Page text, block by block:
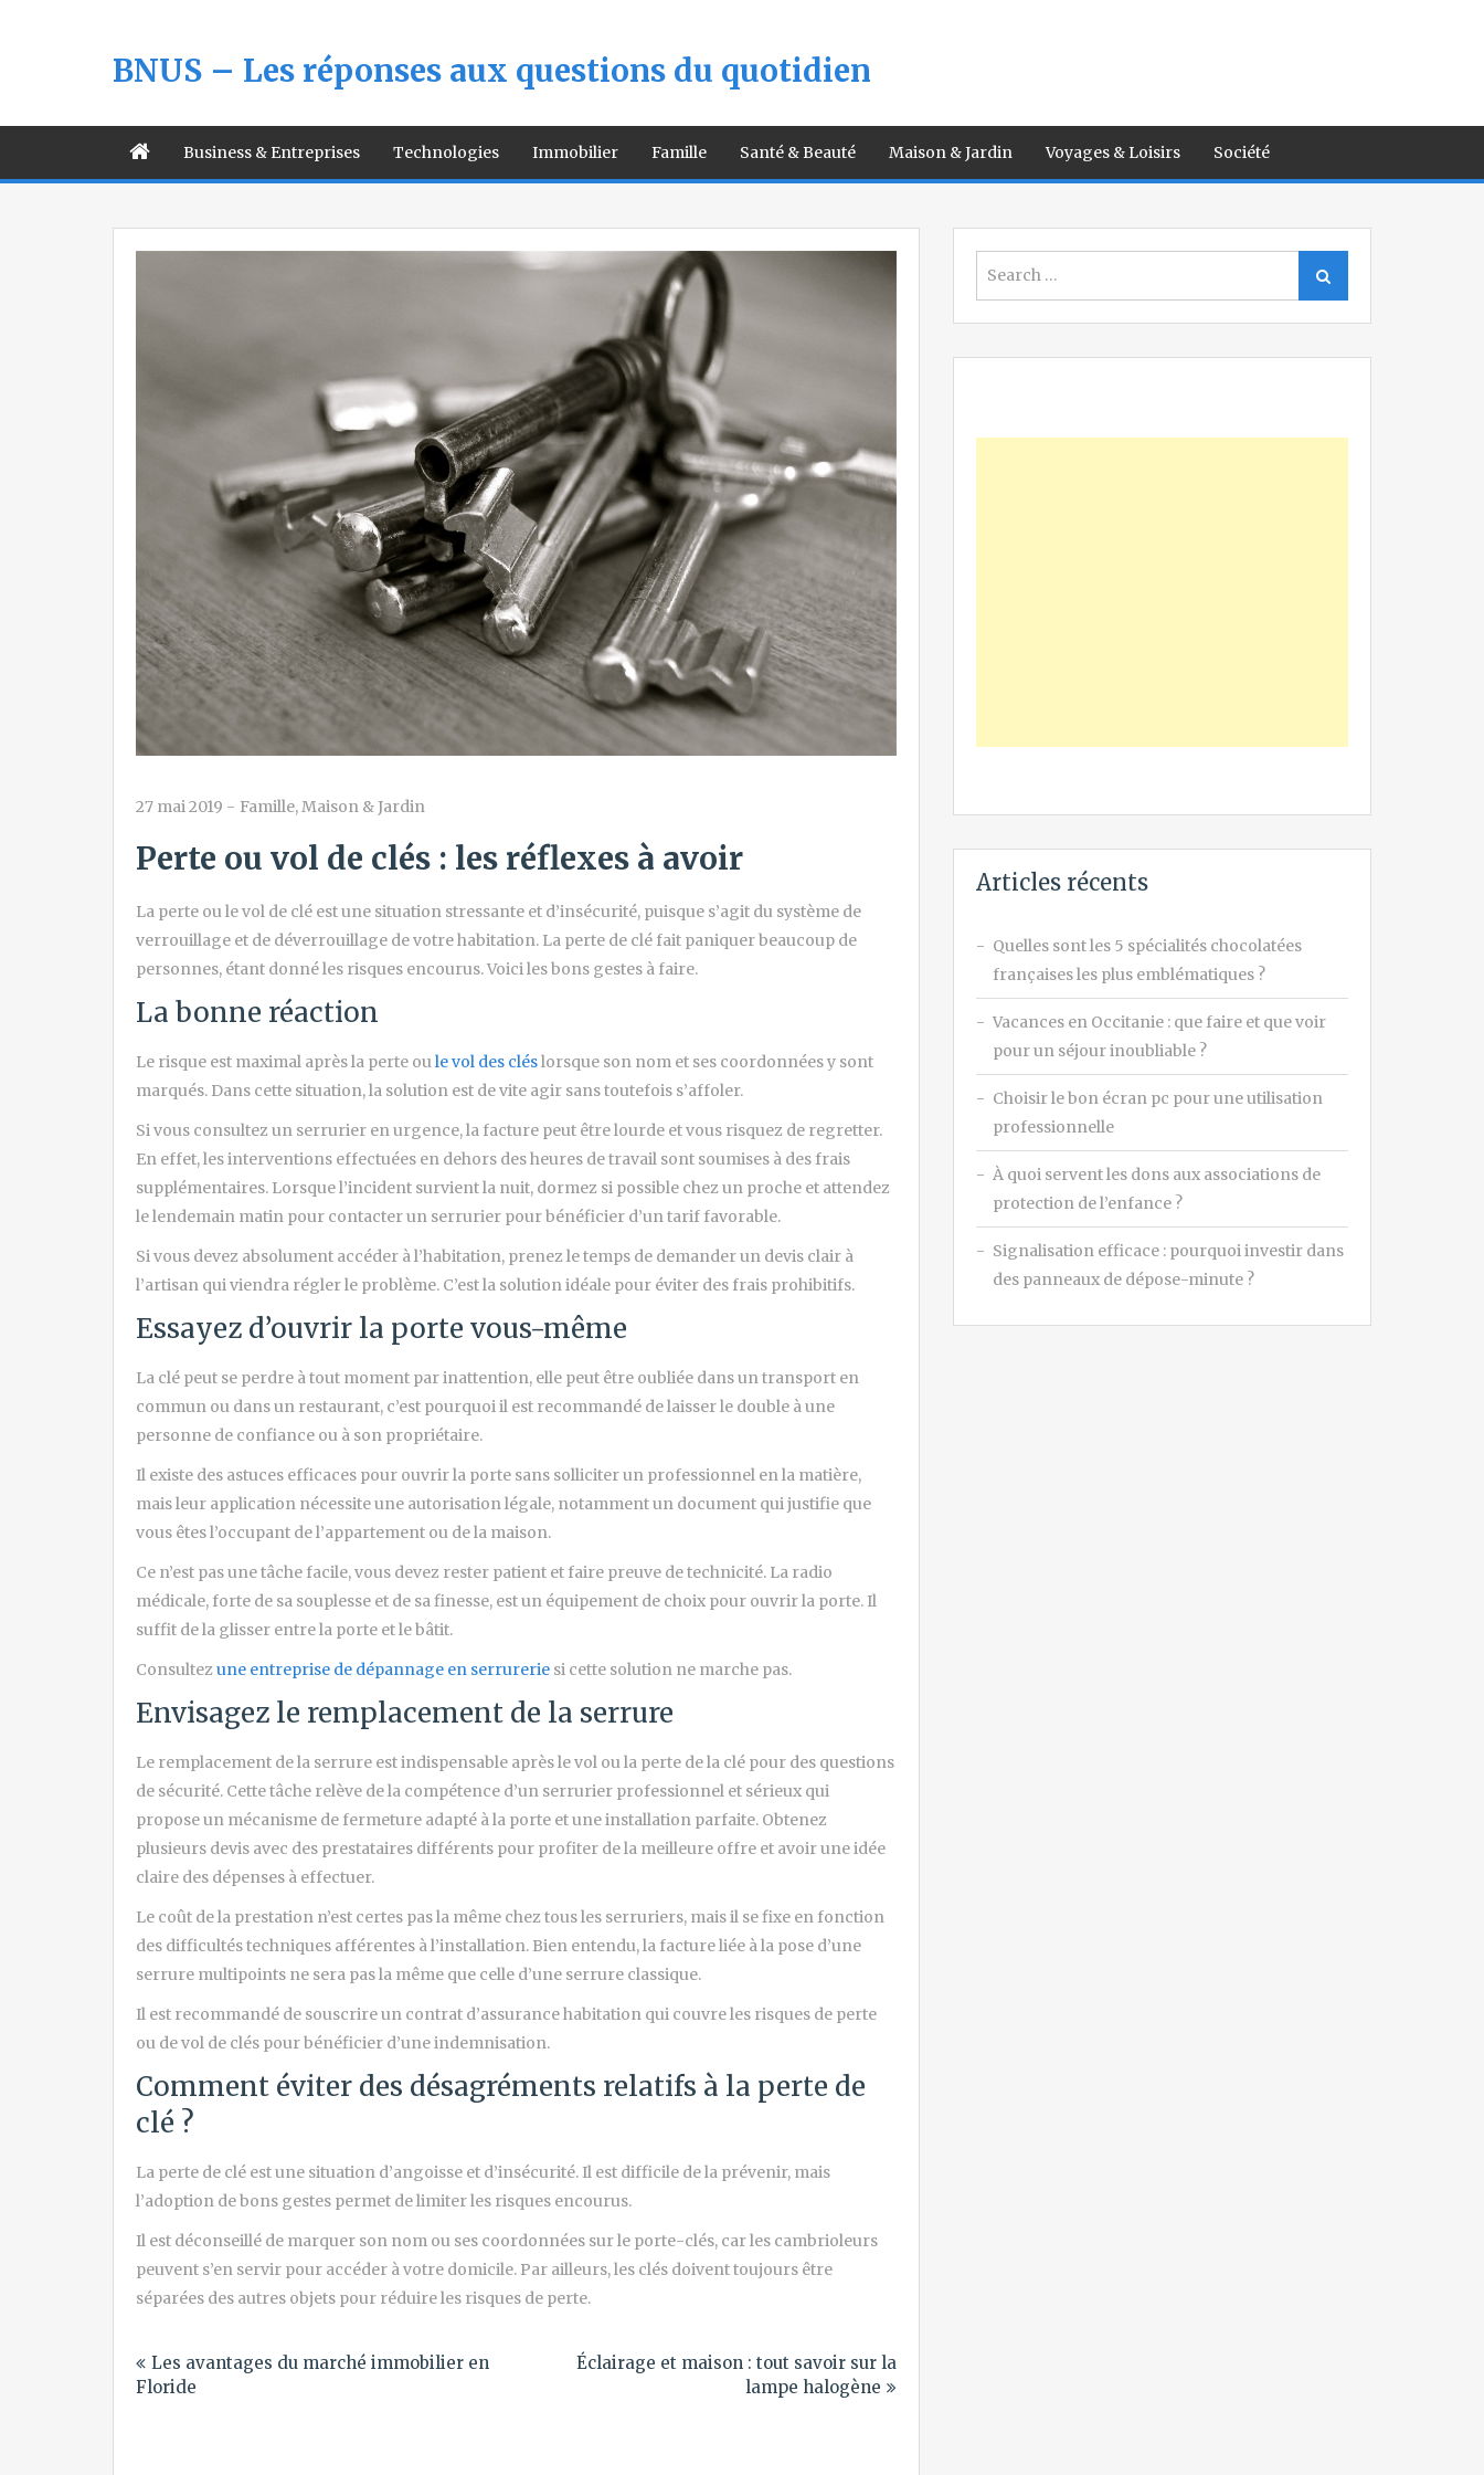
BNUS – Les réponses aux questions du quotidien
Business & Entreprises Technologies Immobilier Famille Santé & Beauté Maison & Jardin Voyages & Loisirs Société
27 mai 2019 - Famille,Maison & Jardin
Perte ou vol de clés : les réflexes à avoir
La perte ou le vol de clé est une situation stressante et d’insécurité, puisque s’agit du système de
verrouillage et de déverrouillage de votre habitation. La perte de clé fait paniquer beaucoup de
personnes, étant donné les risques encourus. Voici les bons gestes à faire.
La bonne réaction
Le risque est maximal après la perte oule vol des cléslorsque son nom et ses coordonnées y sont
marqués. Dans cette situation, la solution est de vite agir sans toutefois s’affoler.
Si vous consultez un serrurier en urgence, la facture peut être lourde et vous risquez de regretter.
En effet, les interventions effectuées en dehors des heures de travail sont soumises à des frais
supplémentaires. Lorsque l’incident survient la nuit, dormez si possible chez un proche et attendez
le lendemain matin pour contacter un serrurier pour bénéficier d’un tarif favorable.
Si vous devez absolument accéder à l’habitation, prenez le temps de demander un devis clair à
l’artisan qui viendra régler le problème. C’est la solution idéale pour éviter des frais prohibitifs.
Essayez d’ouvrir la porte vous-même
La clé peut se perdre à tout moment par inattention, elle peut être oubliée dans un transport en
commun ou dans un restaurant, c’est pourquoi il est recommandé de laisser le double à une
personne de confiance ou à son propriétaire.
Il existe des astuces efficaces pour ouvrir la porte sans solliciter un professionnel en la matière,
mais leur application nécessite une autorisation légale, notamment un document qui justifie que
vous êtes l’occupant de l’appartement ou de la maison.
Ce n’est pas une tâche facile, vous devez rester patient et faire preuve de technicité. La radio
médicale, forte de sa souplesse et de sa finesse, est un équipement de choix pour ouvrir la porte. Il
suffit de la glisser entre la porte et le bâtit.
Consultezune entreprise de dépannage en serrurerie si cette solution ne marche pas.
Envisagez le remplacement de la serrure
Le remplacement de la serrure est indispensable après le vol ou la perte de la clé pour des questions
de sécurité. Cette tâche relève de la compétence d’un serrurier professionnel et sérieux qui
propose un mécanisme de fermeture adapté à la porte et une installation parfaite. Obtenez
plusieurs devis avec des prestataires différents pour profiter de la meilleure offre et avoir une idée
claire des dépenses à effectuer.
Le coût de la prestation n’est certes pas la même chez tous les serruriers, mais il se fixe en fonction
des difficultés techniques afférentes à l’installation. Bien entendu, la facture liée à la pose d’une
serrure multipoints ne sera pas la même que celle d’une serrure classique.
Il est recommandé de souscrire un contrat d’assurance habitation qui couvre les risques de perte
ou de vol de clés pour bénéficier d’une indemnisation.
Comment éviter des désagréments relatifs à la perte de
clé ?
La perte de clé est une situation d’angoisse et d’insécurité. Il est difficile de la prévenir, mais
l’adoption de bons gestes permet de limiter les risques encourus.
Il est déconseillé de marquer son nom ou ses coordonnées sur le porte-clés, car les cambrioleurs
peuvent s’en servir pour accéder à votre domicile. Par ailleurs, les clés doivent toujours être
séparées des autres objets pour réduire les risques de perte.
deLes avantages du marché immobilier en
Floride
Éclairage et maison : tout savoir sur la
lampe halogène
for:
Search
Articles récents
Quelles sont les 5 spécialités chocolatées
françaises les plus emblématiques ?
Vacances en Occitanie : que faire et que voir
pour un séjour inoubliable ?
Choisir le bon écran pc pour une utilisation
professionnelle
À quoi servent les dons aux associations de
protection de l’enfance ?
Signalisation efficace : pourquoi investir dans
des panneaux de dépose-minute ?